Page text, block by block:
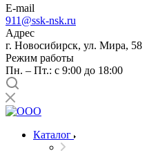
E-mail
911@ssk-nsk.ru
Адрес
г. Новосибирск, ул. Мира, 58
Режим работы
Пн. – Пт.: с 9:00 до 18:00
Каталог